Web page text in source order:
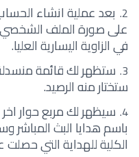
بعد عملية انشاء
على صورة الملف الشخصي
في الزاوية اليسارية العليا.
ستظهر لك قائمة
ستختار منه الرصيد.
سيظهر لك مربع حوار
باسم هدايا البث
الكلية للهداية التي